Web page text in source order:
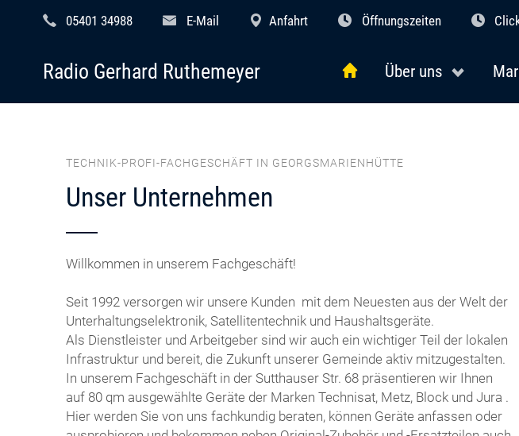
05401 34988 E-Mail Anfahrt Öffnungszeiten
Über uns
Radio Gerhard Ruthemeyer
TECHNIK-PROFI-FACHGESCHÄFT IN GEORGSMARIENHÜTTE
Unser Unternehmen
Willkommen in unserem Fachgeschäft!
Seit 1992 versorgen wir unsere Kunden mit dem Neuesten aus der Welt der
Unterhaltungselektronik, Satellitentechnik und Haushaltsgeräte.
Als Dienstleister und Arbeitgeber sind wir auch ein wichtiger Teil der lokalen
Infrastruktur und bereit, die Zukunft unserer Gemeinde aktiv mitzugestalten.
In unserem Fachgeschäft in der Sutthauser Str. 68 präsentieren wir Ihnen
auf 80 qm ausgewählte Geräte der Marken Technisat, Metz, Block und Jura .
Hier werden Sie von uns fachkundig beraten, können Geräte anfassen oder